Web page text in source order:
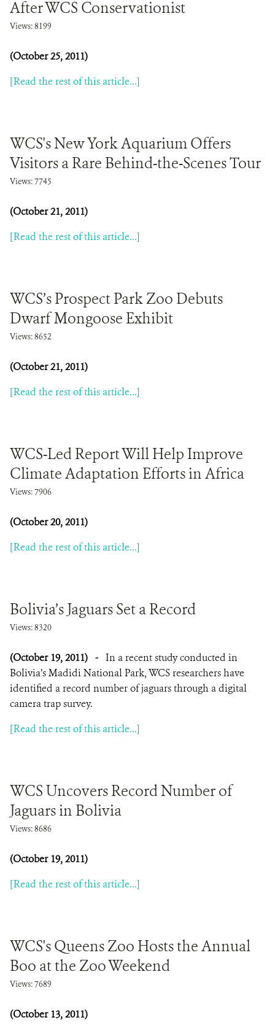
After WCS Conservationist
Views: 8199
(October 25, 2011)
[Read the rest of this article...]
WCS's New York Aquarium Offers
Visitors a Rare Behind-the-Scenes Tour
Views: 7745
(October 21, 2011)
[Read the rest of this article...]
WCS’s Prospect Park Zoo Debuts
Dwarf Mongoose Exhibit
Views: 8652
(October 21, 2011)
[Read the rest of this article...]
WCS-Led Report Will Help Improve
Climate Adaptation Efforts in Africa
Views: 7906
(October 20, 2011)
[Read the rest of this article...]
Bolivia’s Jaguars Set a Record
Views: 8320
(October 19, 2011) - In a recent study conducted in
Bolivia’s Madidi National Park, WCS researchers have
identified a record number of jaguars through a digital
camera trap survey.
[Read the rest of this article...]
WCS Uncovers Record Number of
Jaguars in Bolivia
Views: 8686
(October 19, 2011)
[Read the rest of this article...]
WCS's Queens Zoo Hosts the Annual
Boo at the Zoo Weekend
Views: 7689
(October 13, 2011)